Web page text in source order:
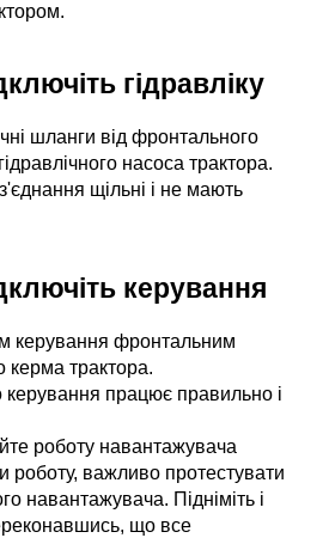
гідравліку
шланги від фронтального
насоса трактора.
щільні і не мають
керування
керування фронтальним
керма трактора.
працює правильно і
роботу навантажувача
роботу, важливо протестувати
навантажувача. Підніміть і
що все